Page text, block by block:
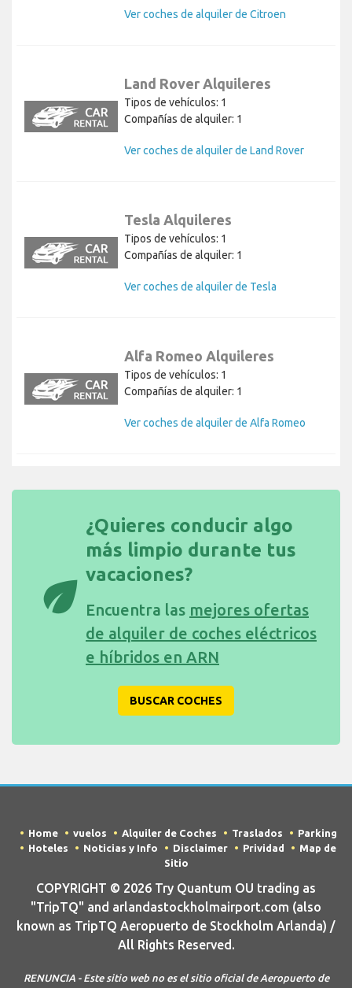
Ver coches de alquiler de Citroen
Land Rover Alquileres
Tipos de vehículos: 1
Compañías de alquiler: 1
Ver coches de alquiler de Land Rover
Tesla Alquileres
Tipos de vehículos: 1
Compañías de alquiler: 1
Ver coches de alquiler de Tesla
Alfa Romeo Alquileres
Tipos de vehículos: 1
Compañías de alquiler: 1
Ver coches de alquiler de Alfa Romeo
eco
¿Quieres conducir algo
más limpio durante tus
vacaciones?
Encuentra las mejores ofertas
de alquiler de coches eléctricos
e híbridos en ARN
BUSCAR COCHES
Home vuelos Alquiler de Coches Traslados
Parking
Hoteles
Noticias y Info Disclaimer Prividad
Map de
Sitio
COPYRIGHT © 2026 Try Quantum OU trading as
"TripTQ" and arlandastockholmairport.com (also
known as TripTQ Aeropuerto de Stockholm Arlanda) /
All Rights Reserved.
RENUNCIA - Este sitio web no es el sitio oficial de Aeropuerto de